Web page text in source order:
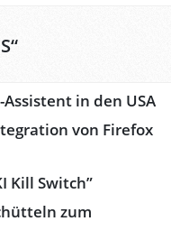
“
in den USA
von Firefox
Kill Switch”
zum